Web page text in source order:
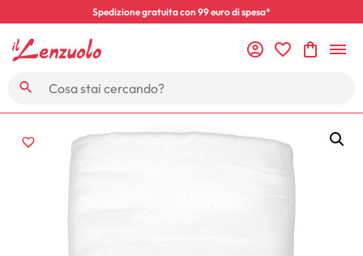
Spedizione gratuita con 99 euro di spesa*